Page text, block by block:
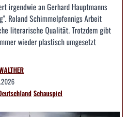
irgendwie an Gerhard Hauptmanns
Roland Schimmelpfennigs Arbeit
literarische Qualität. Trotzdem gibt
wieder plastisch umgesetzt
Schauspiel